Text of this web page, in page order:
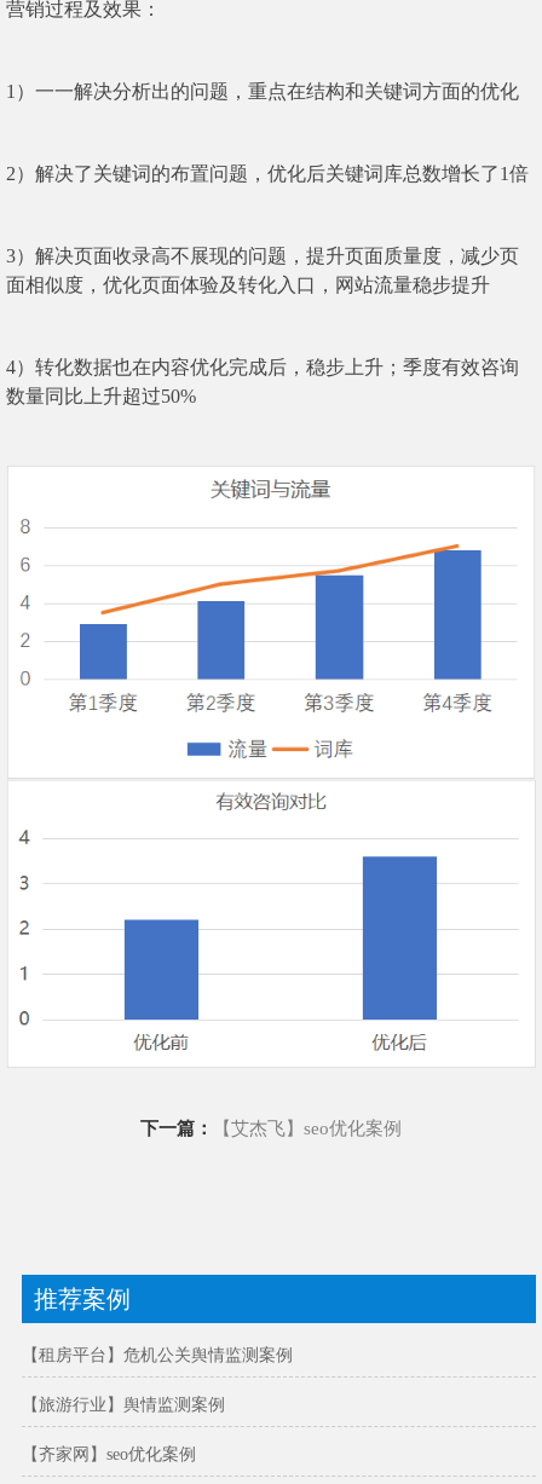
营销过程及效果：
1）一一解决分析出的问题，重点在结构和关键词方面的优化
2）解决了关键词的布置问题，优化后关键词库总数增长了1倍
3）解决页面收录高不展现的问题，提升页面质量度，减少页
面相似度，优化页面体验及转化入口，网站流量稳步提升
4）转化数据也在内容优化完成后，稳步上升；季度有效咨询
数量同比上升超过50%
下一篇： 【艾杰飞】seo优化案例
推荐案例
【租房平台】危机公关舆情监测案例
【旅游行业】舆情监测案例
【齐家网】seo优化案例